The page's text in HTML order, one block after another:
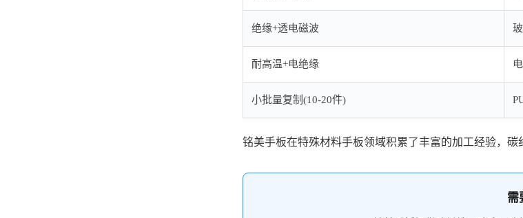
绝缘+透电磁波
耐高温+电绝缘
小批量复制(10-20件)
铭美手板在特殊材料手板领域积累了丰富的加工经验，
需